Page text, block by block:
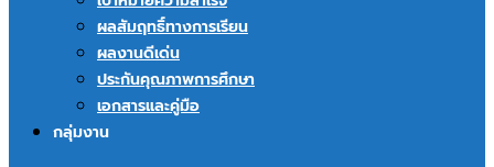
ผลสัมฤทธิ์ทางการเรียน
ผลงานดีเด่น
ประกันคุณภาพการศึกษา
เอกสารและคู่มือ
กลุ่มงาน